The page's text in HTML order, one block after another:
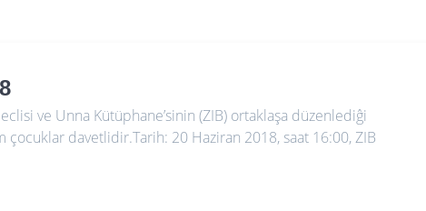
ve Unna Kütüphane’sinin (ZIB) ortaklaşa düzenlediĝi
çocuklar davetlidir.Tarih: 20 Haziran 2018, saat 16:00, ZIB